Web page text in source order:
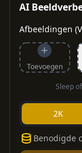
AI
Afbeeldingen
Toevoegen
Sleep
2K
Benodigde